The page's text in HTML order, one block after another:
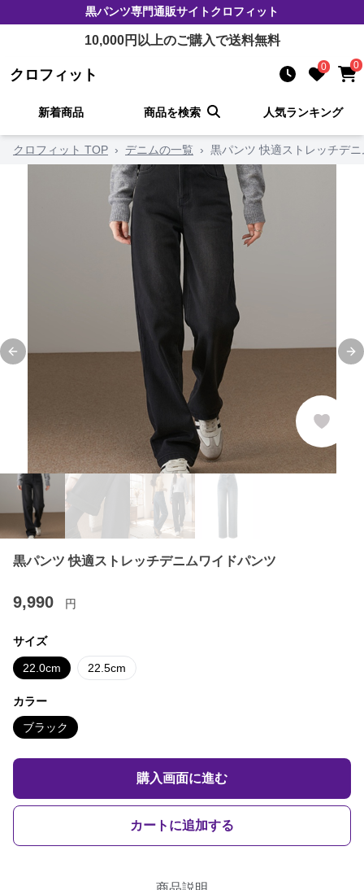
黒パンツ専門通販サイトクロフィット
10,000円以上のご購入で送料無料
クロフィット 0 0
新着商品 商品を検索 人気ランキング
クロフィット TOP › デニムの一覧 › 黒パンツ 快適ストレッチデ
Previous slide
黒パンツ 快適ストレッチデニムワイドパンツ
9,990 円
サイズ
22.0cm 22.5cm
カラー
ブラック
購入画面に進む
カートに追加する